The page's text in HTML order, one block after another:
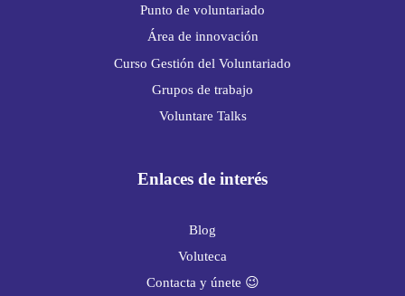
Punto de voluntariado
Área de innovación
Curso Gestión del Voluntariado
Grupos de trabajo
Voluntare Talks
Enlaces de interés
Blog
Voluteca
Contacta y únete 😉